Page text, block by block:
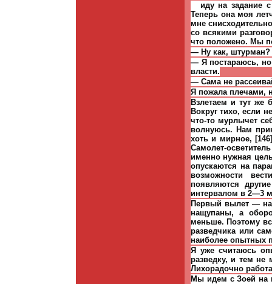
иду на задание
Теперь она моя
мне
со всякими
что положено. Мы
— Ну как, штурман?
— Я постараюсь, но
власти.
— Сама не
Я пожала плечами,
Взлетаем и тут же
Вокруг тихо, если
что-то мурлычет
волнуюсь. Нам
хоть и мирное, [
Самолет-
именно нужная
опускаются на
возможности
появляются
интервалом в 2—3
Первый вылет —
нащупаны, а
меньше. Поэтому
разведчика или
наиболее опытных
Я уже считаюсь
разведку, и тем не
Лихорадочно
Мы идем с Зоей на